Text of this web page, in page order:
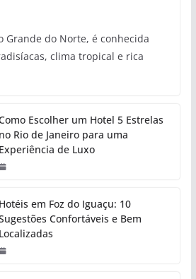
Grande do Norte, é conhecida
clima tropical e rica
Escolher um Hotel 5 Estrelas
no Rio de Janeiro para uma
Experiência de Luxo
Hotéis em Foz do Iguaçu: 10
Confortáveis e Bem
Localizadas